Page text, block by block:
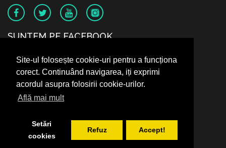
Site-ul folosește cookie-uri pentru a funcționa
corect. Continuând navigarea, iți exprimi
acordul asupra folosirii cookie-urilor.
Află mai mult
Setări
cookies
Refuz Accept!
SUNTEM PE FACEBOOK